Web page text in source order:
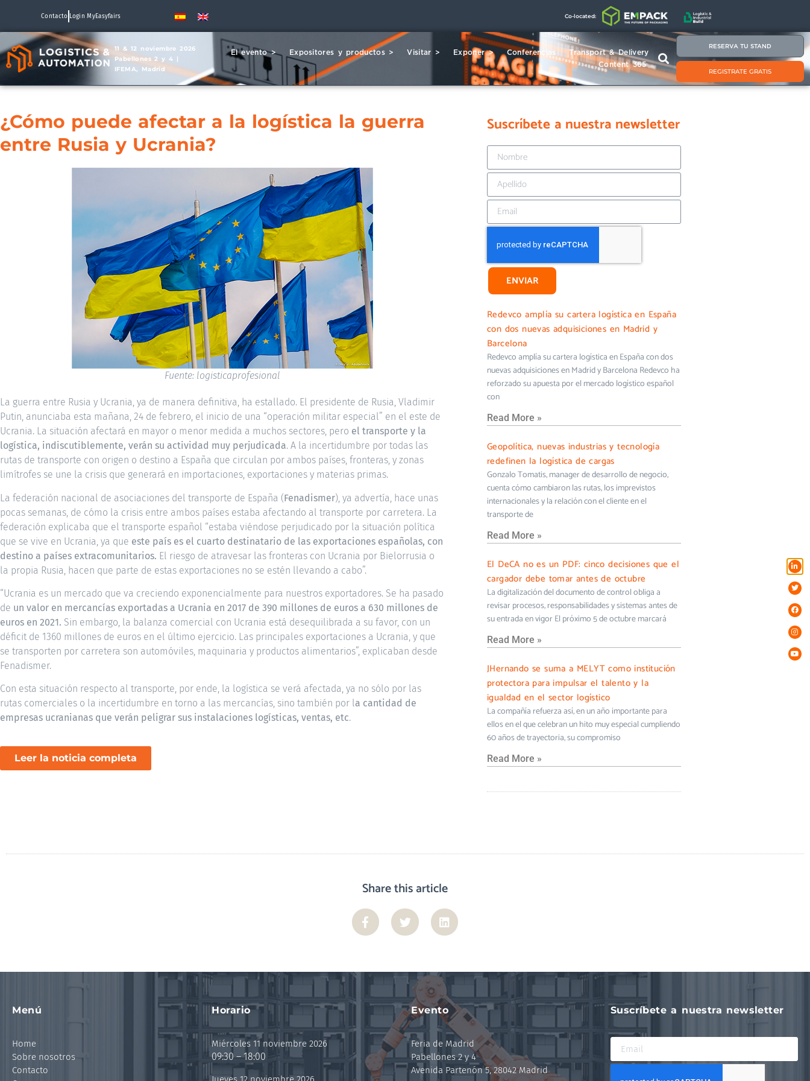
Contacto Login MyEasyfairs Co-located:
11 & 12 noviembre 2026
Pabellones 2 y 4 |
IFEMA, Madrid
El evento > Expositores y productos > Visitar > Exponer > Conferencias
Transport & Delivery
Content 365
RESERVA TU STAND
REGISTRATE GRATIS
¿Cómo puede afectar a la logística la guerra
entre Rusia y Ucrania?
Fuente: logisticaprofesional
La guerra entre Rusia y Ucrania, ya de manera definitiva, ha estallado. El presidente de Rusia, Vladimir
Putin, anunciaba esta mañana, 24 de febrero, el inicio de una “operación militar especial” en el este de
Ucrania. La situación afectará en mayor o menor medida a muchos sectores, pero el transporte y la
logística, indiscutiblemente, verán su actividad muy perjudicada. A la incertidumbre por todas las
rutas de transporte con origen o destino a España que circulan por ambos países, fronteras, y zonas
limítrofes se une la crisis que generará en importaciones, exportaciones y materias primas.
La federación nacional de asociaciones del transporte de España (Fenadismer), ya advertía, hace unas
pocas semanas, de cómo la crisis entre ambos países estaba afectando al transporte por carretera. La
federación explicaba que el transporte español “estaba viéndose perjudicado por la situación política
que se vive en Ucrania, ya que este país es el cuarto destinatario de las exportaciones españolas, con
destino a países extracomunitarios. El riesgo de atravesar las fronteras con Ucrania por Bielorrusia o
la propia Rusia, hacen que parte de estas exportaciones no se estén llevando a cabo”.
“Ucrania es un mercado que va creciendo exponencialmente para nuestros exportadores. Se ha pasado
de un valor en mercancías exportadas a Ucrania en 2017 de 390 millones de euros a 630 millones de
euros en 2021. Sin embargo, la balanza comercial con Ucrania está desequilibrada a su favor, con un
déficit de 1360 millones de euros en el último ejercicio. Las principales exportaciones a Ucrania, y que
se transporten por carretera son automóviles, maquinaria y productos alimentarios”, explicaban desde
Fenadismer.
Con esta situación respecto al transporte, por ende, la logística se verá afectada, ya no sólo por las
rutas comerciales o la incertidumbre en torno a las mercancías, sino también por la cantidad de
empresas ucranianas que verán peligrar sus instalaciones logísticas, ventas, etc.
Leer la noticia completa
Suscríbete a nuestra newsletter
ENVIAR
Redevco amplía su cartera logística en España
con dos nuevas adquisiciones en Madrid y
Barcelona
Redevco amplía su cartera logística en España con dos
nuevas adquisiciones en Madrid y Barcelona Redevco ha
reforzado su apuesta por el mercado logístico español
con
Read More »
Geopolítica, nuevas industrias y tecnología
redefinen la logística de cargas
Gonzalo Tomatis, manager de desarrollo de negocio,
cuenta cómo cambiaron las rutas, los imprevistos
internacionales y la relación con el cliente en el
transporte de
Read More »
El DeCA no es un PDF: cinco decisiones que el
cargador debe tomar antes de octubre
La digitalización del documento de control obliga a
revisar procesos, responsabilidades y sistemas antes de
su entrada en vigor El próximo 5 de octubre marcará
Read More »
JHernando se suma a MELYT como institución
protectora para impulsar el talento y la
igualdad en el sector logístico
La compañía refuerza así, en un año importante para
ellos en el que celebran un hito muy especial cumpliendo
60 años de trayectoria, su compromiso
Read More »
Share this article
Menú
Home
Sobre nosotros
Contacto
Horario
Miércoles 11 noviembre 2026
09:30 – 18:00
Evento
Feria de Madrid
Pabellones 2 y 4
Avenida Partenón 5, 28042 Madrid
Suscríbete a nuestra newsletter